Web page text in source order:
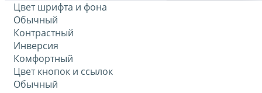
Цвет шрифта и фона
Обычный
Контрастный
Инверсия
Комфортный
Цвет кнопок и ссылок
Обычный